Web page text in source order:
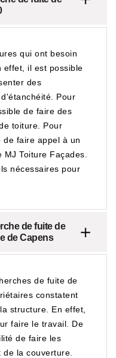
qui ont besoin
effet, il est possible
des
Pour
de faire des
toiture. Pour
faire appel à un
Toiture Façades.
nécessaires pour
de fuite de
de Capens
de fuite de
constatent
structure. En effet,
faire le travail. De
de faire les
la couverture.